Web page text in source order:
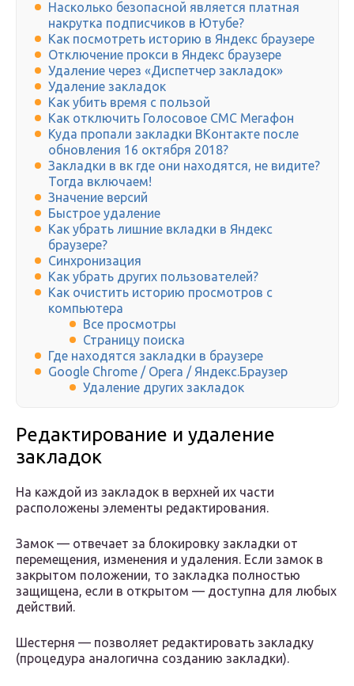
Насколько безопасной является платная
накрутка подписчиков в Ютубе?
Как посмотреть историю в Яндекс браузере
Отключение прокси в Яндекс браузере
Удаление через «Диспетчер закладок»
Удаление закладок
Как убить время с пользой
Как отключить Голосовое СМС Мегафон
Куда пропали закладки ВКонтакте после
обновления 16 октября 2018?
Закладки в вк где они находятся, не видите?
Тогда включаем!
Значение версий
Быстрое удаление
Как убрать лишние вкладки в Яндекс
браузере?
Синхронизация
Как убрать других пользователей?
Как очистить историю просмотров с
компьютера
Все просмотры
Страницу поиска
Где находятся закладки в браузере
Google Chrome / Opera / Яндекс.Браузер
Удаление других закладок
Редактирование и удаление
закладок
На каждой из закладок в верхней их части
расположены элементы редактирования.
Замок — отвечает за блокировку закладки от
перемещения, изменения и удаления. Если замок в
закрытом положении, то закладка полностью
защищена, если в открытом — доступна для любых
действий.
Шестерня — позволяет редактировать закладку
(процедура аналогична созданию закладки).